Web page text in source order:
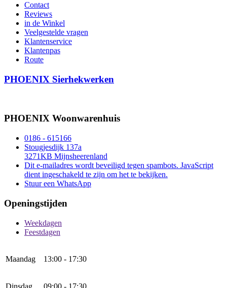
Contact
Reviews
in de Winkel
Veelgestelde vragen
Klantenservice
Klantenpas
Route
PHOENIX Sierhekwerken
PHOENIX Woonwarenhuis
0186 - 615166
Stougjesdijk 137a
3271KB Mijnsheerenland
Dit e-mailadres wordt beveiligd tegen spambots. JavaScript
dient ingeschakeld te zijn om het te bekijken.
Stuur een WhatsApp
Openingstijden
Weekdagen
Feestdagen
Maandag 13:00 - 17:30
Dinsdag 09:00 - 17:30